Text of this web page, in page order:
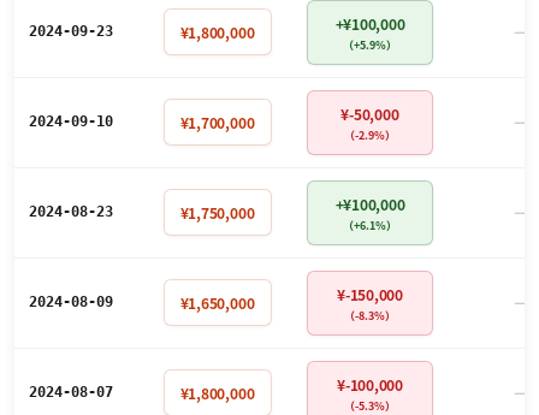
2024-09-23 ¥1,800,000 +¥100,000
（+5.9%） －
2024-09-10 ¥1,700,000 ¥-50,000
（-2.9%） －
2024-08-23 ¥1,750,000 +¥100,000
（+6.1%） －
2024-08-09 ¥1,650,000 ¥-150,000
（-8.3%） －
2024-08-07 ¥1,800,000 ¥-100,000
（-5.3%） －